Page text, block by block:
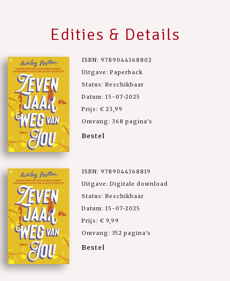
Edities & Details
ISBN: 9789044368802
Uitgave: Paperback
Status: Beschikbaar
Datum: 15-07-2025
Prijs: € 23,99
Omvang: 368 pagina's
Bestel
ISBN: 9789044368819
Uitgave: Digitale download
Status: Beschikbaar
Datum: 15-07-2025
Prijs: € 9,99
Omvang: 352 pagina's
Bestel